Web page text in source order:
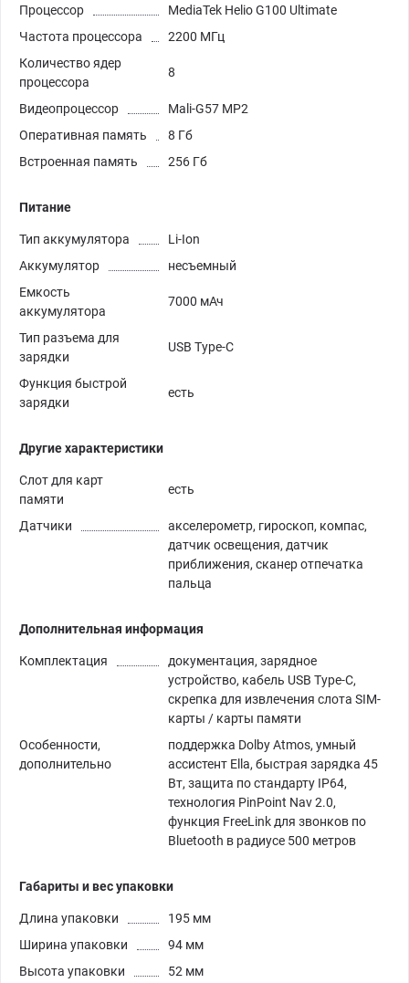
Процессор
MediaTek Helio G100 Ultimate
Частота процессора
2200 МГц
Количество ядер
процессора
8
Видеопроцессор
Mali-G57 MP2
Оперативная память
8 Гб
Встроенная память
256 Гб
Питание
Тип аккумулятора
Li-Ion
Аккумулятор
несъемный
Емкость
аккумулятора
7000 мАч
Тип разъема для
зарядки
USB Type-C
Функция быстрой
зарядки
есть
Другие характеристики
Слот для карт
памяти
есть
Датчики
акселерометр, гироскоп, компас,
датчик освещения, датчик
приближения, сканер отпечатка
пальца
Дополнительная информация
Комплектация
документация, зарядное
устройство, кабель USB Type-C,
скрепка для извлечения слота SIM-
карты / карты памяти
Особенности,
дополнительно
поддержка Dolby Atmos, умный
ассистент Ella, быстрая зарядка 45
Вт, защита по стандарту IP64,
технология PinPoint Nav 2.0,
функция FreeLink для звонков по
Bluetooth в радиусе 500 метров
Габариты и вес упаковки
Длина упаковки
195 мм
Ширина упаковки
94 мм
Высота упаковки
52 мм